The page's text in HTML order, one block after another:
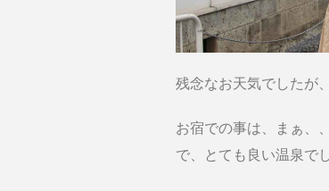
残念なお天気でしたが
お宿での事は、まぁ、
で、とても良い温泉で